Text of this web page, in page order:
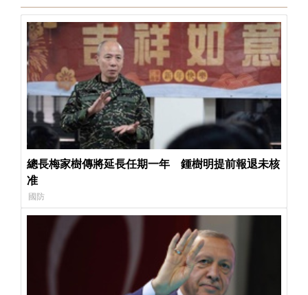
總長梅家樹傳將延長任期一年 鍾樹明提前報退未核
准
國防